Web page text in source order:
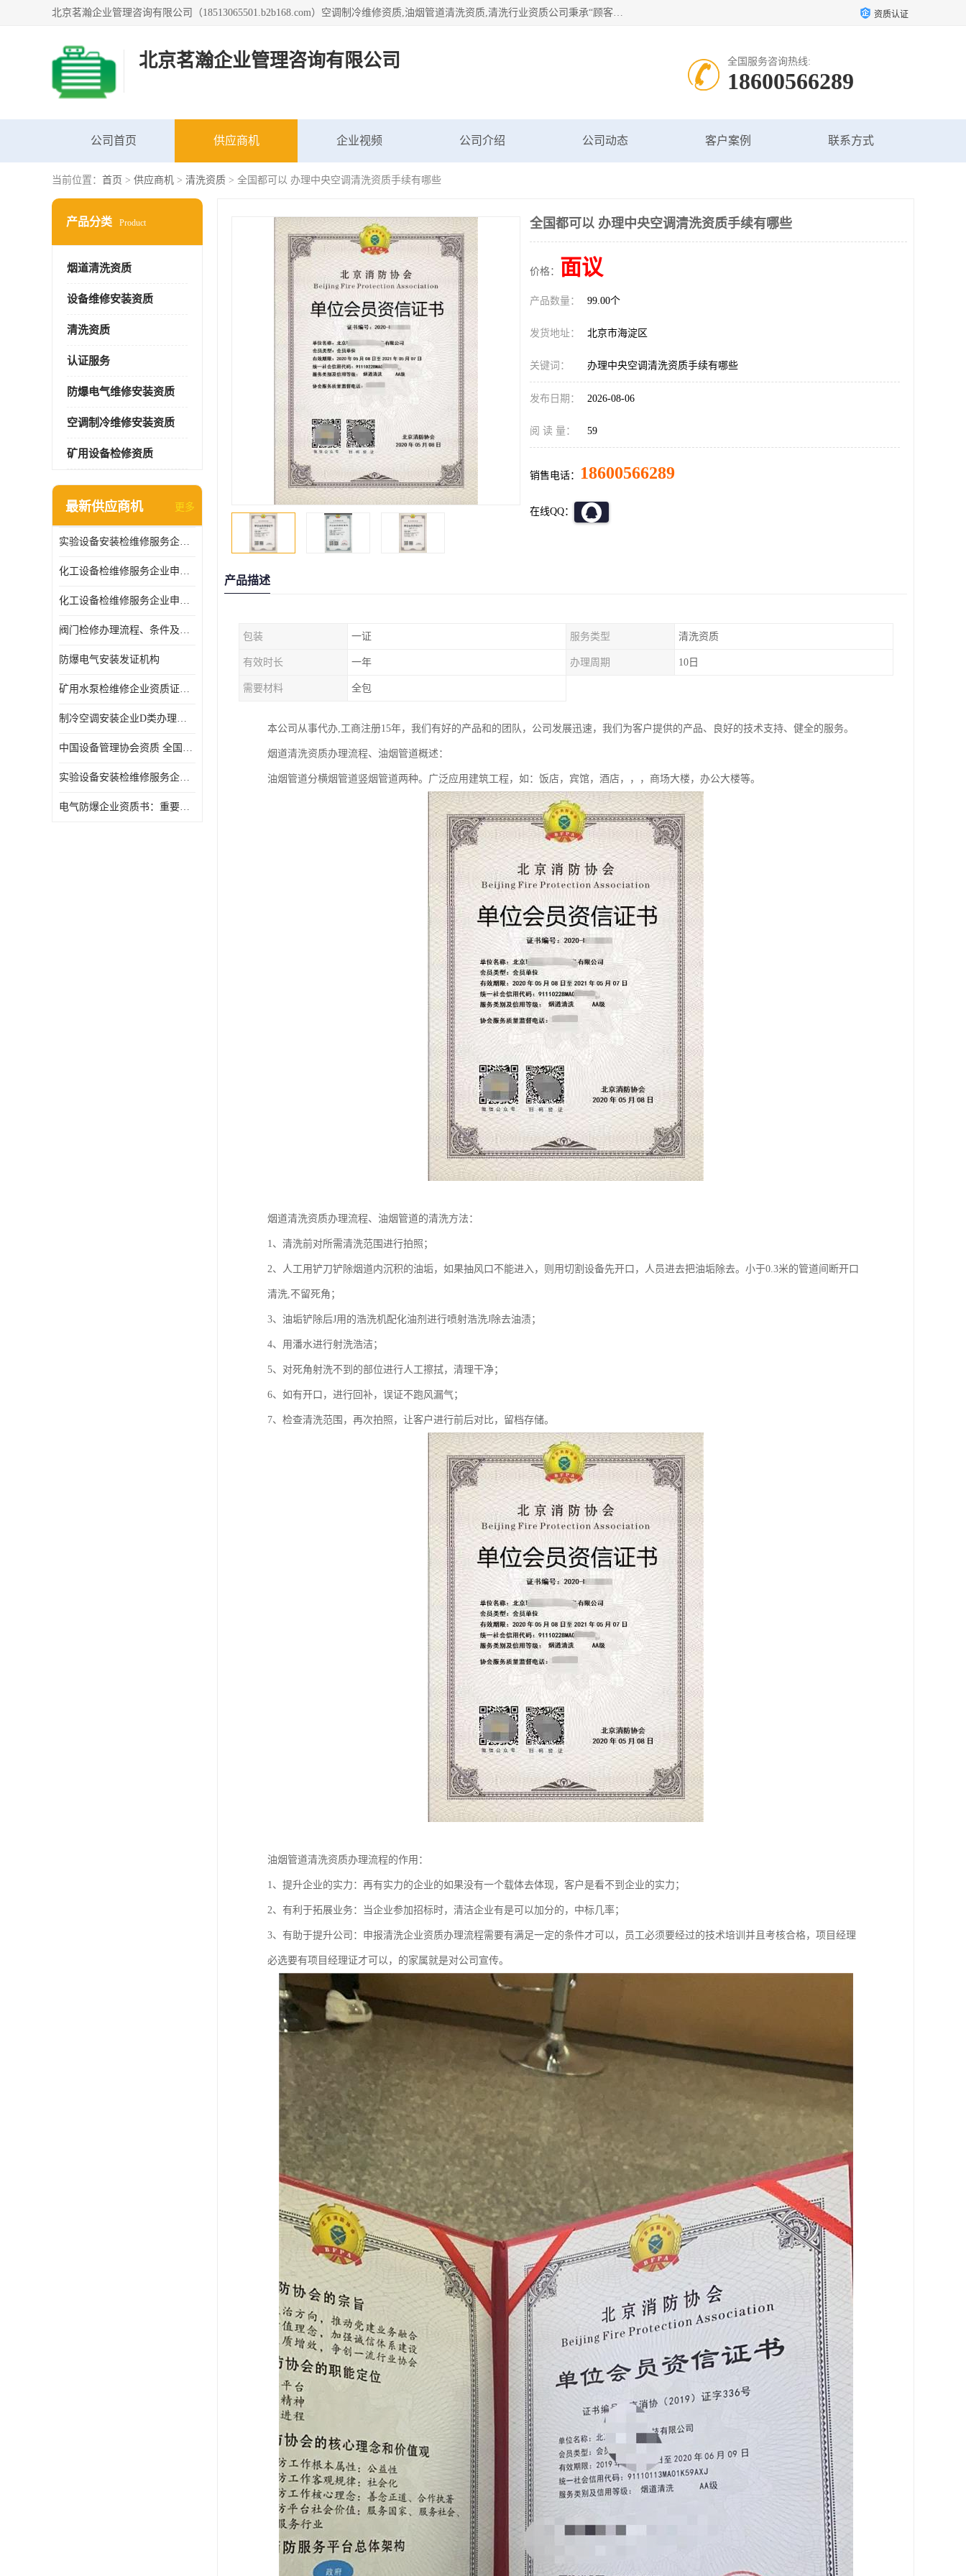
北京茗瀚企业管理咨询有限公司（18513065501.b2b168.com）空调制冷维修资质,油烟管道清洗资质,清洗行业资质公司秉承“顾客至上，锐意进缺的经营理念，我们提供高质量的产品，坚持“客户”的原则为广大客户提供贴心服务。如果你对公司的产品感兴趣，可以联系高经理，我们会用好的产品和服务让您满意。 资质认证
北京茗瀚企业管理咨询有限公司 全国服务咨询热线:
18600566289
公司首页 供应商机 企业视频 公司介绍 公司动态 客户案例 联系方式
当前位置： 首页 > 供应商机 > 清洗资质 > 全国都可以 办理中央空调清洗资质手续有哪些
产品分类 Product
烟道清洗资质
设备维修安装资质
清洗资质
认证服务
防爆电气维修安装资质
空调制冷维修安装资质
矿用设备检修资质
最新供应商机 更多
实验设备安装检维修服务企业申报要求和流程
化工设备检维修服务企业申报条件.
化工设备检维修服务企业申报条件
阀门检修办理流程、条件及费用
防爆电气安装发证机构
矿用水泵检维修企业资质证办理流程及费用
制冷空调安装企业D类办理要求
中国设备管理协会资质 全国均可办理
实验设备安装检维修服务企业申报要求和流程.
​电气防爆企业资质书：重要性及作用
全国都可以 办理中央空调清洗资质手续有哪些
价格： 面议
产品数量： 99.00个
发货地址： 北京市海淀区
关键词： 办理中央空调清洗资质手续有哪些
发布日期： 2026-08-06
阅 读 量： 59
销售电话： 18600566289
在线QQ：
产品描述
包装 一证 服务类型 清洗资质
有效时长 一年 办理周期 10日
需要材料 全包
本公司从事代办,工商注册15年，我们有好的产品和的团队，公司发展迅速，我们为客户提供的产品、良好的技术支持、健全的服务。
烟道清洗资质办理流程、油烟管道概述：
油烟管道分横烟管道竖烟管道两种。广泛应用建筑工程，如：饭店，宾馆，酒店，，，商场大楼，办公大楼等。
烟道清洗资质办理流程、油烟管道的清洗方法：
1、清洗前对所需清洗范围进行拍照；
2、人工用铲刀铲除烟道内沉积的油垢，如果抽风口不能进入，则用切割设备先开口，人员进去把油垢除去。小于0.3米的管道间断开口
清洗,不留死角；
3、油垢铲除后J用的浩洗机配化油剂进行喷射浩洗J除去油渍；
4、用潘水进行射洗浩洁；
5、对死角射洗不到的部位进行人工擦拭，清理干净；
6、如有开口，进行回补，误证不跑风漏气；
7、检查清洗范围，再次拍照，让客户进行前后对比，留档存储。
油烟管道清洗资质办理流程的作用：
1、提升企业的实力：再有实力的企业的如果没有一个载体去体现，客户是看不到企业的实力；
2、有利于拓展业务：当企业参加招标时，清洁企业有是可以加分的，中标几率；
3、有助于提升公司：申报清洗企业资质办理流程需要有满足一定的条件才可以，员工必须要经过的技术培训并且考核合格，项目经理
必选要有项目经理证才可以，的家属就是对公司宣传。